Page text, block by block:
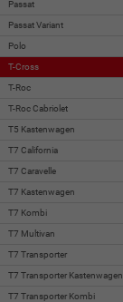
Passat
Passat Variant
Polo
T-Cross
T-Roc
T-Roc Cabriolet
T5 Kastenwagen
T7 California
T7 Caravelle
T7 Kastenwagen
T7 Kombi
T7 Multivan
T7 Transporter
T7 Transporter Kastenwagen
T7 Transporter Kombi